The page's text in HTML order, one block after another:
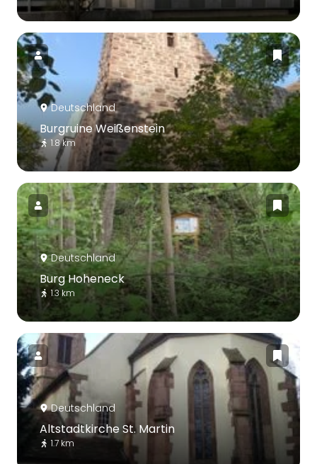
Deutschland
Burgruine Weißenstein
1.8 km
Deutschland
Burg Hoheneck
1.3 km
Deutschland
Altstadtkirche St. Martin
1.7 km